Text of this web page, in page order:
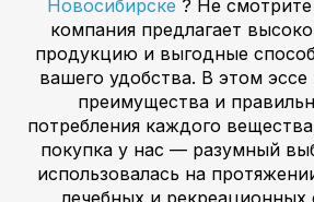
Новосибирске ? Не
компания предлагает
продукцию и выгодные
вашего удобства. В этом
преимущества и
потребления каждого
покупка у нас — разумный
использовалась на